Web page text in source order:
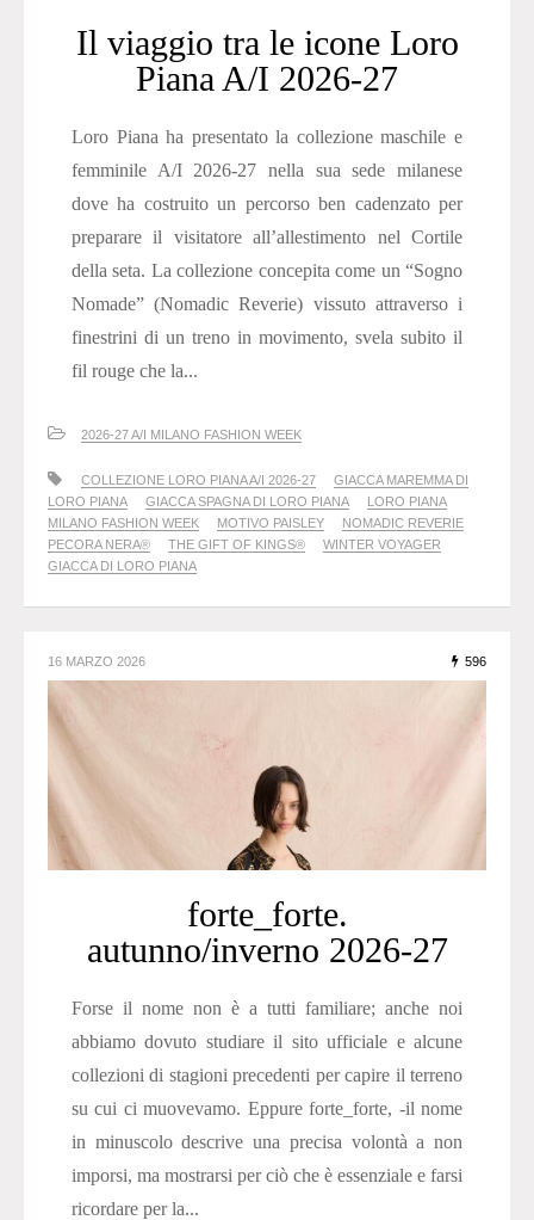
Il viaggio tra le icone Loro
Piana A/I 2026-27
Loro Piana ha presentato la collezione maschile e
femminile A/I 2026-27 nella sua sede milanese
dove ha costruito un percorso ben cadenzato per
preparare il visitatore all’allestimento nel Cortile
della seta. La collezione concepita come un “Sogno
Nomade” (Nomadic Reverie) vissuto attraverso i
finestrini di un treno in movimento, svela subito il
fil rouge che la...
2026-27 A/I MILANO FASHION WEEK
COLLEZIONE LORO PIANA A/I 2026-27
GIACCA MAREMMA DI
LORO PIANA
GIACCA SPAGNA DI LORO PIANA
LORO PIANA
MILANO FASHION WEEK
MOTIVO PAISLEY
NOMADIC REVERIE
PECORA NERA®
THE GIFT OF KINGS®
WINTER VOYAGER
GIACCA DI LORO PIANA
16 MARZO 2026 596
forte_forte.
autunno/inverno 2026-27
Forse il nome non è a tutti familiare; anche noi
abbiamo dovuto studiare il sito ufficiale e alcune
collezioni di stagioni precedenti per capire il terreno
su cui ci muovevamo. Eppure forte_forte, -il nome
in minuscolo descrive una precisa volontà a non
imporsi, ma mostrarsi per ciò che è essenziale e farsi
ricordare per la...